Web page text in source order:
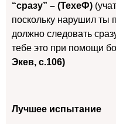
“сразу” – (ТехеФ)
поскольку нарушил ты
должно следовать
тебе это при помощи
Экев, с.106)
Лучшее испытание